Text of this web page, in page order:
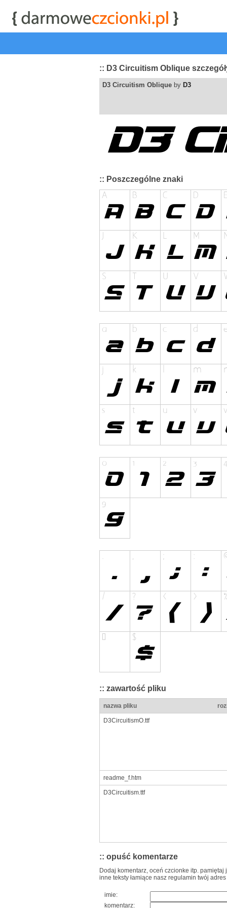
|przeglądaj |najwyżej
:: D3 Circuitism Oblique
D3 Circuitism Oblique by D3
:: Poszczególne znaki
:: zawartość pliku
nazwa pliku
D3CircuitismO.ttf
readme_f.htm
D3Circuitism.ttf
:: opuść komentarze
Dodaj komentarz, oceń czcionke itp.
inne teksty łamiące nasz regulamin twój
imie:
komentarz: